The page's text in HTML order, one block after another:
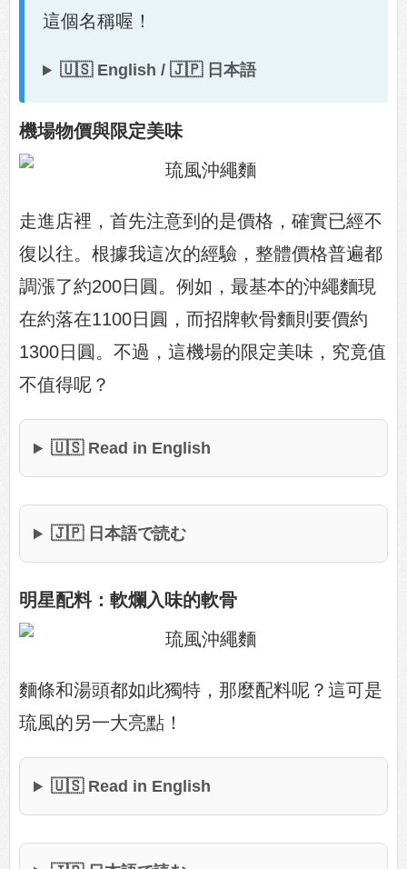
這個名稱喔！
🇺🇸 English / 🇯🇵 日本語
機場物價與限定美味
走進店裡，首先注意到的是價格，確實已經不
復以往。根據我這次的經驗，整體價格普遍都
調漲了約200日圓。例如，最基本的沖繩麵現
在約落在1100日圓，而招牌軟骨麵則要價約
1300日圓。不過，這機場的限定美味，究竟值
不值得呢？
🇺🇸 Read in English
🇯🇵 日本語で読む
明星配料：軟爛入味的軟骨
麵條和湯頭都如此獨特，那麼配料呢？這可是
琉風的另一大亮點！
🇺🇸 Read in English